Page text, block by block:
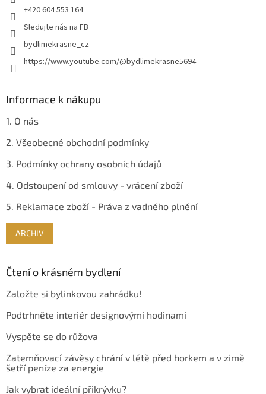
+420 604 553 164
Sledujte nás na FB
bydlimekrasne_cz
https://www.youtube.com/@bydlimekrasne5694
Informace k nákupu
1. O nás
2. Všeobecné obchodní podmínky
3. Podmínky ochrany osobních údajů
4. Odstoupení od smlouvy - vrácení zboží
5. Reklamace zboží - Práva z vadného plnění
ARCHIV
Čtení o krásném bydlení
Založte si bylinkovou zahrádku!
Podtrhněte interiér designovými hodinami
Vyspěte se do růžova
Zatemňovací závěsy chrání v létě před horkem a v zimě
šetří peníze za energie
Jak vybrat ideální přikrývku?